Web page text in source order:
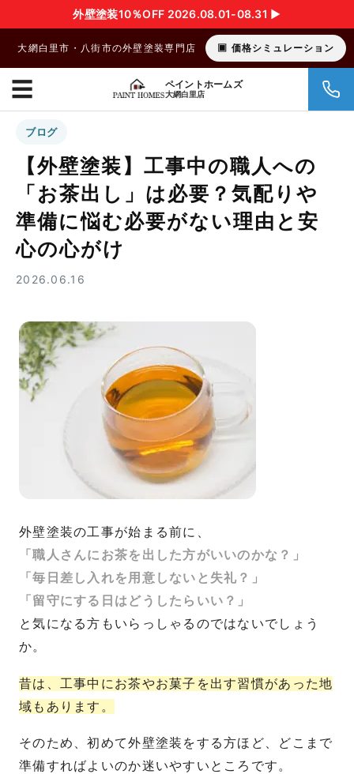
外壁塗装10％OFF 2026.08.01-08.31 ▶︎
大網白里市・八街市の外壁塗装専門店 価格シミュレーション
ペイントホームズ
大網白里店
☰
ブログ
【外壁塗装】工事中の職人への
「お茶出し」は必要？気配りや
準備に悩む必要がない理由と安
心の心がけ
2026.06.16
外壁塗装の工事が始まる前に、
「職人さんにお茶を出した方がいいのかな？」
「毎日差し入れを用意しないと失礼？」
「留守にする日はどうしたらいい？」
と気になる方もいらっしゃるのではないでしょう
か。
昔は、工事中にお茶やお菓子を出す習慣があった地
域もあります。
そのため、初めて外壁塗装をする方ほど、どこまで
準備すればよいのか迷いやすいところです。